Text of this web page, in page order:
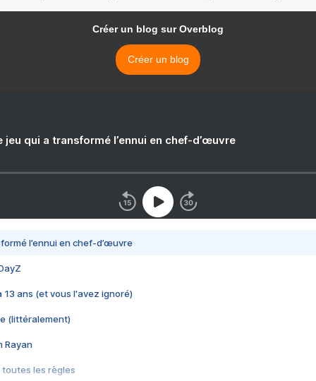
Créer un blog sur Overblog
Créer un blog
jeu qui a transformé l’ennui en chef-d’œuvre
l’ennui en chef-d’œuvre
13 ans (et vous l'avez ignoré)
(littéralement)
Rayan
toutes les règles